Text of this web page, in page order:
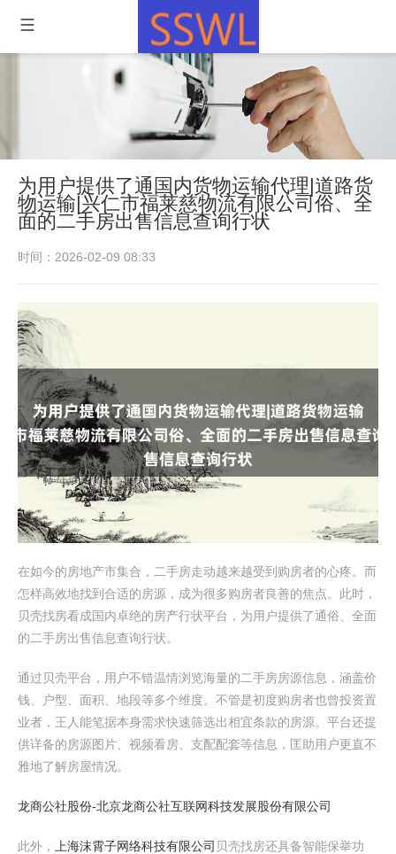
为用户提供了通国内货物运输代理|道路货
物运输|兴仁市福莱慈物流有限公司俗、全
面的二手房出售信息查询行状
时间：2026-02-09 08:33
在如今的房地产市集合，二手房走动越来越受到购房者的心疼。而
怎样高效地找到合适的房源，成为很多购房者良善的焦点。此时，
贝壳找房看成国内卓绝的房产行状平台，为用户提供了通俗、全面
的二手房出售信息查询行状。
通过贝壳平台，用户不错温情浏览海量的二手房房源信息，涵盖价
钱、户型、面积、地段等多个维度。不管是初度购房者也曾投资置
业者，王人能笔据本身需求快速筛选出相宜条款的房源。平台还提
供详备的房源图片、视频看房、支配配套等信息，匡助用户更直不
雅地了解房屋情况。
龙商公社股份-北京龙商公社互联网科技发展股份有限公司
此外， 上海沫霄子网络科技有限公司 贝壳找房还具备智能保举功